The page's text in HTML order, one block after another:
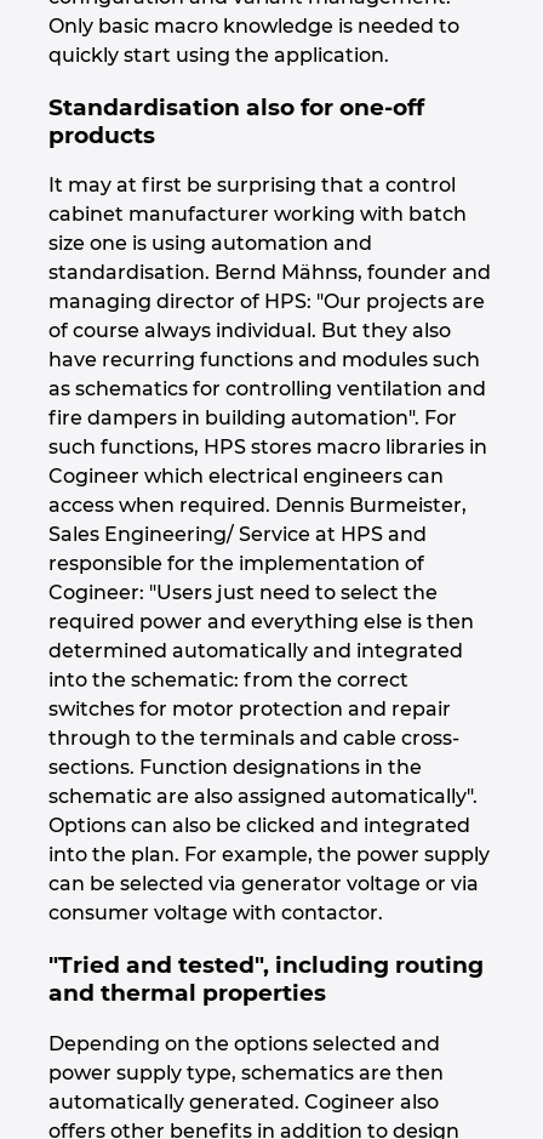
Only basic macro knowledge is needed to
quickly start using the application.
Standardisation also for one-off
products
It may at first be surprising that a control
cabinet manufacturer working with batch
size one is using automation and
standardisation. Bernd Mähnss, founder and
managing director of HPS: "Our projects are
of course always individual. But they also
have recurring functions and modules such
as schematics for controlling ventilation and
fire dampers in building automation". For
such functions, HPS stores macro libraries in
Cogineer which electrical engineers can
access when required. Dennis Burmeister,
Sales Engineering/ Service at HPS and
responsible for the implementation of
Cogineer: "Users just need to select the
required power and everything else is then
determined automatically and integrated
into the schematic: from the correct
switches for motor protection and repair
through to the terminals and cable cross-
sections. Function designations in the
schematic are also assigned automatically".
Options can also be clicked and integrated
into the plan. For example, the power supply
can be selected via generator voltage or via
consumer voltage with contactor.
"Tried and tested", including routing
and thermal properties
Depending on the options selected and
power supply type, schematics are then
automatically generated. Cogineer also
offers other benefits in addition to design
Унгария
Филипините
Финландия
Франция
Холандия
Хърватия
Чехия
Чили
Швейцария
Швеция
Южна Африка
Южна Кореа
Япония